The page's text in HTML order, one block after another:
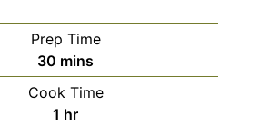
Prep Time
30 minutes
mins
Cook Time
1 hour
hr